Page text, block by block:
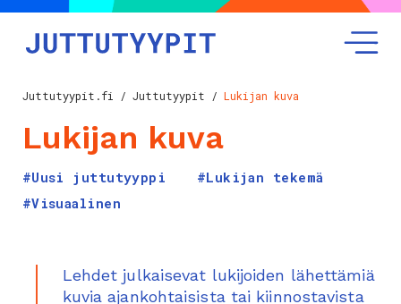
Juttutyypit.fi / Juttutyypit / Lukijan kuva
Lukijan kuva
#Uusi juttutyyppi
#Lukijan tekemä
#Visuaalinen
Lehdet julkaisevat lukijoiden lähettämiä
kuvia ajankohtaisista tai kiinnostavista